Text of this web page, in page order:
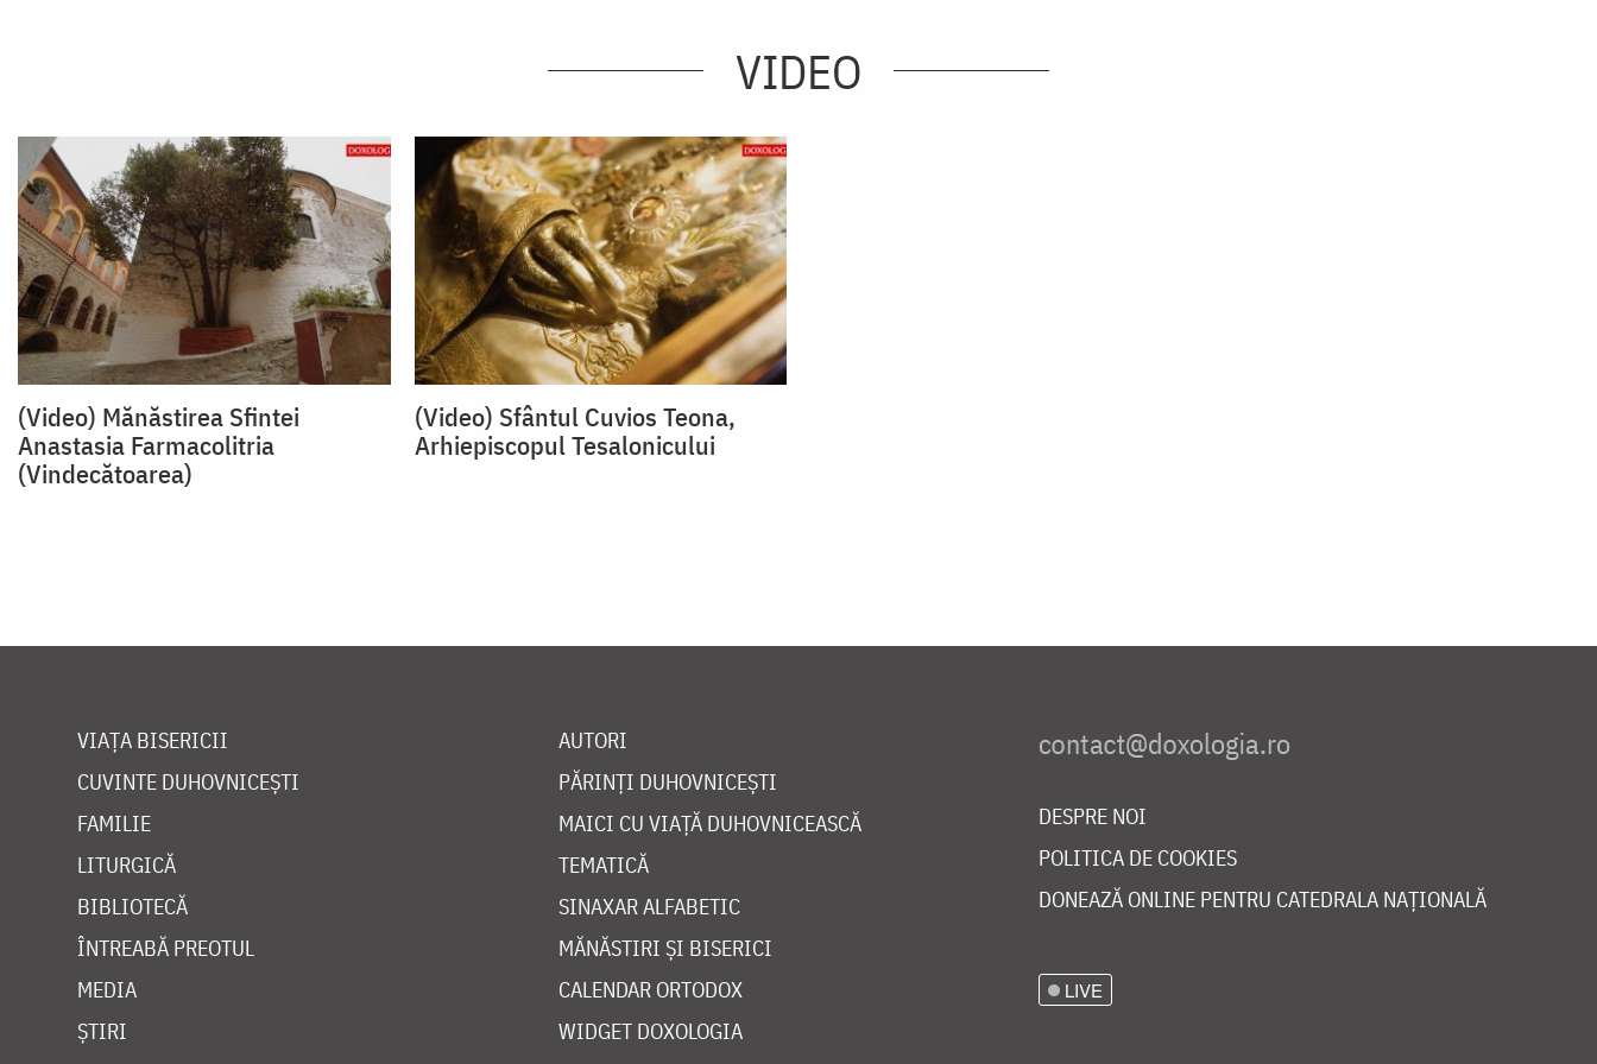
VIDEO
(Video) Mănăstirea Sfintei
Anastasia Farmacolitria
(Vindecătoarea)
(Video) Sfântul Cuvios Teona,
Arhiepiscopul Tesalonicului
VIAȚA BISERICII
CUVINTE DUHOVNICEȘTI
FAMILIE
LITURGICĂ
BIBLIOTECĂ
ÎNTREABĂ PREOTUL
MEDIA
ȘTIRI
AUTORI
PĂRINȚI DUHOVNICEȘTI
MAICI CU VIAȚĂ DUHOVNICEASCĂ
TEMATICĂ
SINAXAR ALFABETIC
MĂNĂSTIRI ȘI BISERICI
CALENDAR ORTODOX
WIDGET DOXOLOGIA
DESPRE NOI
POLITICA DE COOKIES
DONEAZĂ ONLINE PENTRU CATEDRALA NAȚIONALĂ
LIVE